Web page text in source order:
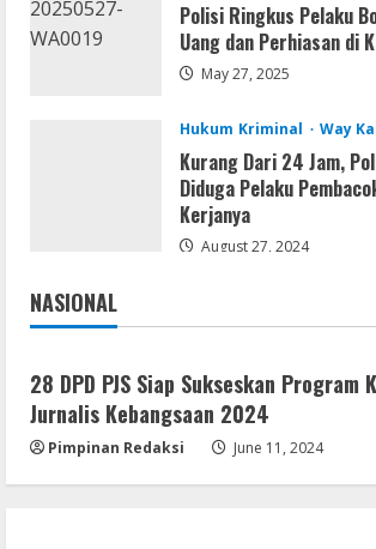
Umum
Profil AKBP
Brimob Papua Kini Jabat
August 5, 2026
Polisi Ringkus Pelaku
Uang dan Perhiasan di
May 27, 2025
Hukum Kriminal Way
Kurang Dari 24 Jam,
Diduga Pelaku
Kerjanya
August 27, 2024
NASIONAL
Jakarta
28 DPD PJS Siap Sukseskan Program
Jurnalis Kebangsaan 2024
Pimpinan Redaksi June 11, 2024